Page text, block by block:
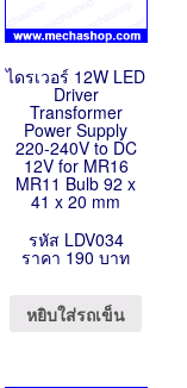
ไดรเวอร์ 12W LED
Driver
Transformer
Power Supply
220-240V to DC
12V for MR16
MR11 Bulb 92 x
41 x 20 mm
รหัส LDV034
ราคา 190 บาท
หยิบใส่รถเข็น